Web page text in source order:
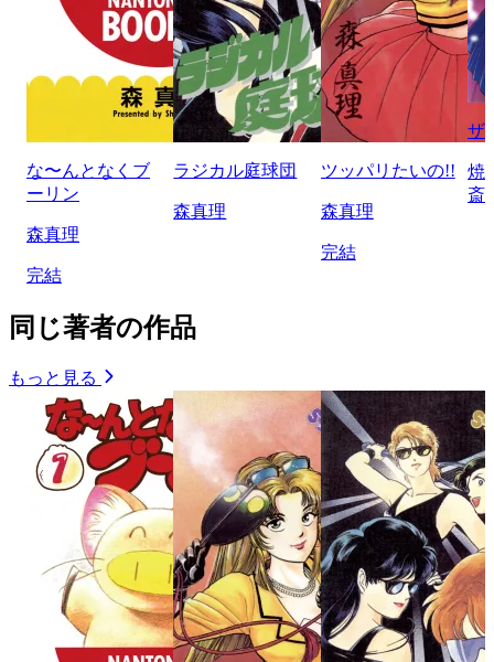
な〜んとなくブ
ーリン
森真理
完結
ラジカル庭球団
森真理
ツッパリたいの!!
森真理
完結
ザ
焼
斎
同じ著者の作品
もっと見る